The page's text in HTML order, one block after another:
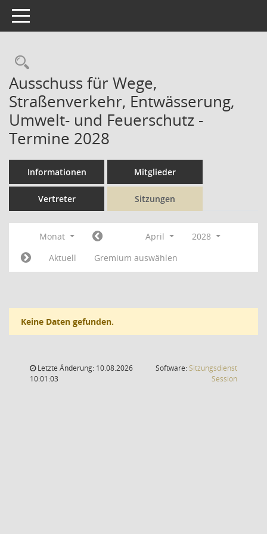
Toggle navigation
Rechercheauswahl
Ausschuss für Wege,
Straßenverkehr, Entwässerung,
Umwelt- und Feuerschutz -
Termine 2028
Informationen Mitglieder
Vertreter Sitzungen
Monat April
2028
Aktuell
Gremium auswählen
Keine Daten gefunden.
Letzte Änderung: 10.08.2026
10:01:03
Software:Sitzungsdienst
Session(Wird in